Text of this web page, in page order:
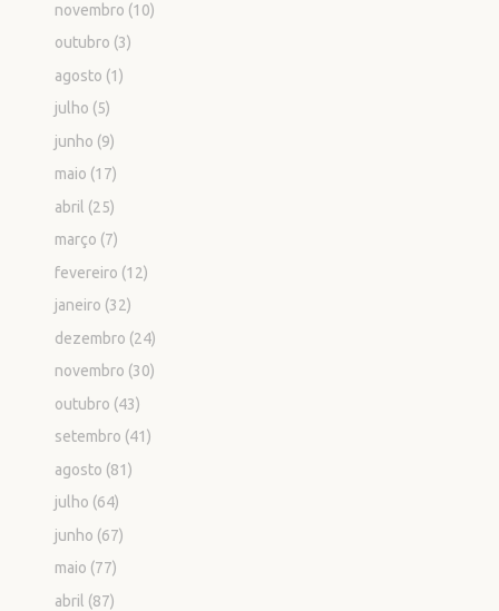
novembro (10)
outubro (3)
agosto (1)
julho (5)
junho (9)
maio (17)
abril (25)
março (7)
fevereiro (12)
janeiro (32)
dezembro (24)
novembro (30)
outubro (43)
setembro (41)
agosto (81)
julho (64)
junho (67)
maio (77)
abril (87)